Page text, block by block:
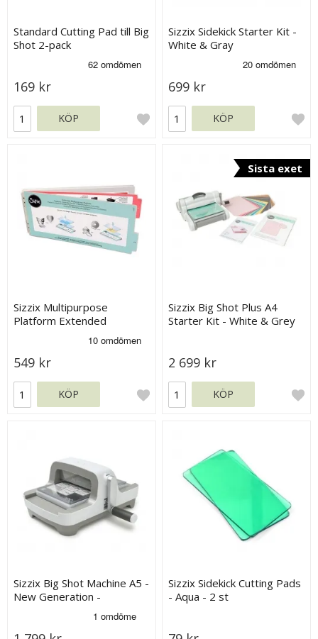
Standard Cutting Pad till Big
Shot 2-pack
169 kr
KÖP
Sizzix Sidekick Starter Kit -
White & Gray
699 kr
KÖP
Sizzix Multipurpose
Platform Extended
549 kr
KÖP
Sista exet
Sizzix Big Shot Plus A4
Starter Kit - White & Grey
2 699 kr
KÖP
Sizzix Big Shot Machine A5 -
New Generation -
Sizzix Sidekick Cutting Pads
- Aqua - 2 st